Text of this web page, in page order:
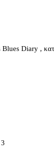
Blues Diary ,